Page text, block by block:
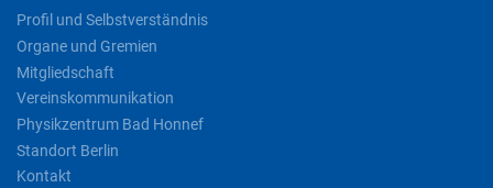
Profil und Selbstverständnis
Organe und Gremien
Mitgliedschaft
Vereinskommunikation
Physikzentrum Bad Honnef
Standort Berlin
Kontakt